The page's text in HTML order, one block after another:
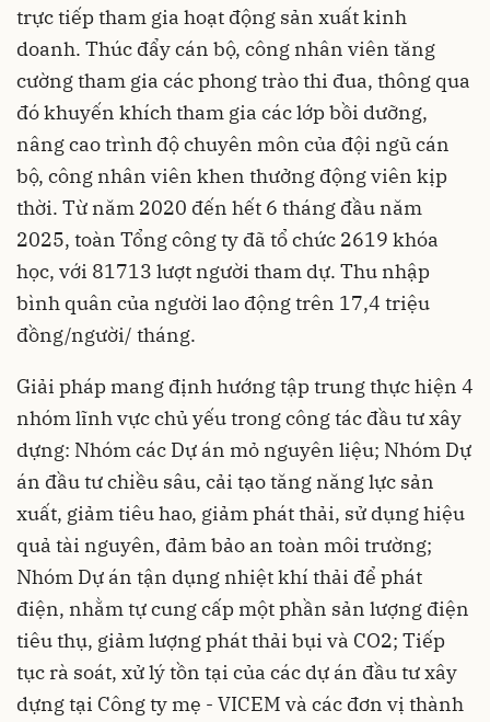
trực tiếp tham gia hoạt động sản xuất kinh
doanh. Thúc đẩy cán bộ, công nhân viên tăng
cường tham gia các phong trào thi đua, thông qua
đó khuyến khích tham gia các lớp bồi dưỡng,
nâng cao trình độ chuyên môn của đội ngũ cán
bộ, công nhân viên khen thưởng động viên kịp
thời. Từ năm 2020 đến hết 6 tháng đầu năm
2025, toàn Tổng công ty đã tổ chức 2619 khóa
học, với 81713 lượt người tham dự. Thu nhập
bình quân của người lao động trên 17,4 triệu
đồng/người/ tháng.
Giải pháp mang định hướng tập trung thực hiện 4
nhóm lĩnh vực chủ yếu trong công tác đầu tư xây
dựng: Nhóm các Dự án mỏ nguyên liệu; Nhóm Dự
án đầu tư chiều sâu, cải tạo tăng năng lực sản
xuất, giảm tiêu hao, giảm phát thải, sử dụng hiệu
quả tài nguyên, đảm bảo an toàn môi trường;
Nhóm Dự án tận dụng nhiệt khí thải để phát
điện, nhằm tự cung cấp một phần sản lượng điện
tiêu thụ, giảm lượng phát thải bụi và CO2; Tiếp
tục rà soát, xử lý tồn tại của các dự án đầu tư xây
dựng tại Công ty mẹ - VICEM và các đơn vị thành